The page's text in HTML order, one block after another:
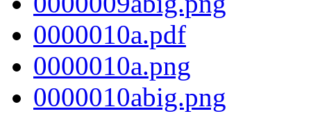
0000010a.pdf
0000010a.png
0000010abig.png